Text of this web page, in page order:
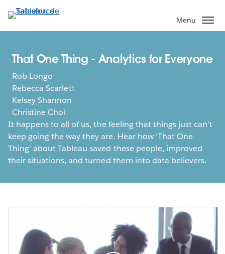
Aller
au
contenu
Menu
That One Thing - Analytics for Everyone
Rob Longo
Rebecca Scarlett
Kelsey Shannon
Christine Choi
It happens to all of us, the feeling that things just can't
keep going the way they are. Hear how ‘That One
Thing’ about Tableau saved these people, improved
their situations, and turned them into data believers.